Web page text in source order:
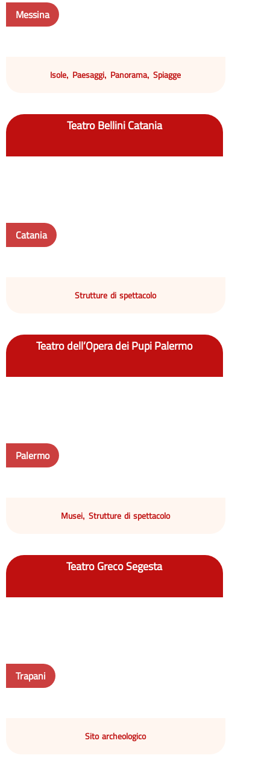
Messina
Isole, Paesaggi, Panorama,Spiagge
Teatro Bellini Catania
Catania
Strutture di spettacolo
Teatro dell’Opera dei Pupi Palermo
Palermo
Musei,Strutture di spettacolo
Teatro Greco Segesta
Trapani
Sito archeologico